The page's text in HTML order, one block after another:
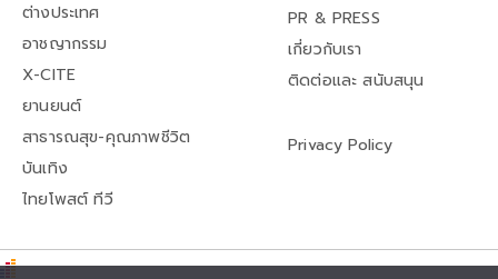
ต่างประเทศ
อาชญากรรม
X-CITE
ยานยนต์
สาธารณสุข-คุณภาพชีวิต
บันเทิง
ไทยโพสต์ ทีวี
PR & PRESS
เกี่ยวกับเรา
ติดต่อและ สนับสนุน
Privacy Policy